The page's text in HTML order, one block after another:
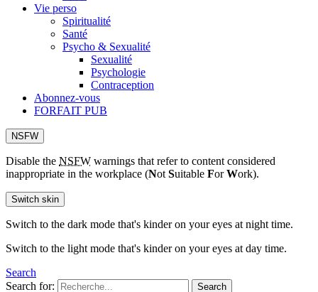
Vie perso
Spiritualité
Santé
Psycho & Sexualité
Sexualité
Psychologie
Contraception
Abonnez-vous
FORFAIT PUB
NSFW
Disable the NSFW warnings that refer to content considered
inappropriate in the workplace (Not Suitable ForWork).
Switch skin
Switch to the dark mode that's kinder on your eyes at night time.
Switch to the light mode that's kinder on your eyes at day time.
Search
Search for:
Search